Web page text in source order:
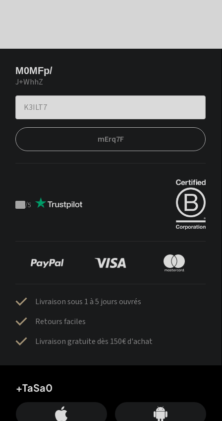
M0MFp/
J+WhhZ
mErq7F
Trustpilot
/5
Livraison sous 1 à 5 jours ouvrés
Retours faciles
Livraison gratuite dès 150€ d'achat
+TaSa0